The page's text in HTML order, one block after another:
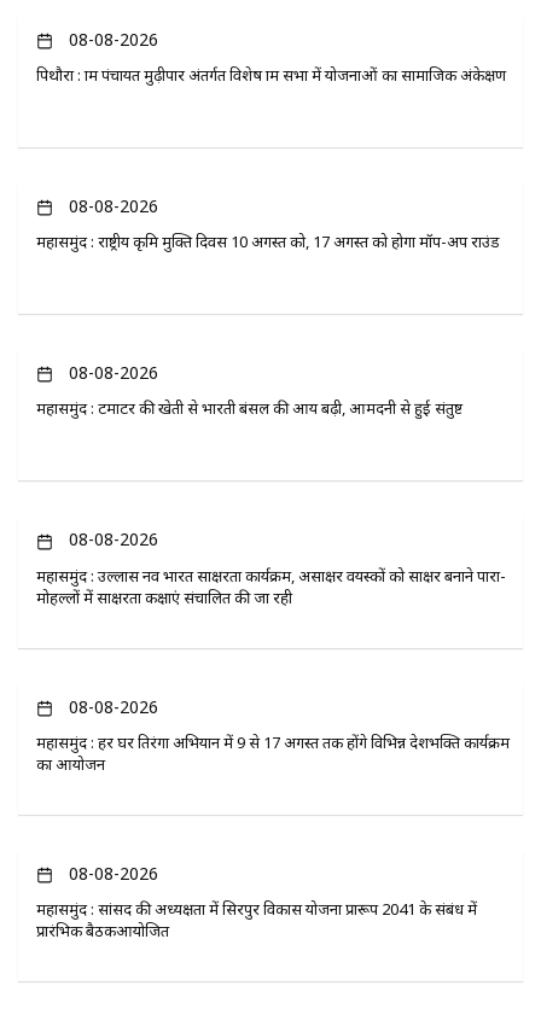
08-08-2026
पिथौरा : ग्राम पंचायत मुढ़ीपार अंतर्गत विशेष ग्राम सभा में योजनाओं का सामाजिक अंकेक्षण
08-08-2026
महासमुंद : राष्ट्रीय कृमि मुक्ति दिवस 10 अगस्त को, 17 अगस्त को होगा मॉप-अप राउंड
08-08-2026
महासमुंद : टमाटर की खेती से भारती बंसल की आय बढ़ी, आमदनी से हुई संतुष्ट
08-08-2026
महासमुंद : उल्लास नव भारत साक्षरता कार्यक्रम, असाक्षर वयस्कों को साक्षर बनाने पारा-
मोहल्लों में साक्षरता कक्षाएं संचालित की जा रही
08-08-2026
महासमुंद : हर घर तिरंगा अभियान में 9 से 17 अगस्त तक होंगे विभिन्न देशभक्ति कार्यक्रम
का आयोजन
08-08-2026
महासमुंद : सांसद की अध्यक्षता में सिरपुर विकास योजना प्रारूप 2041 के संबंध में
प्रारंभिक बैठकआयोजित